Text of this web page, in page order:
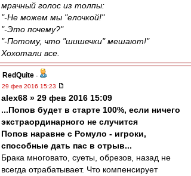
мрачный голос из толпы:
"-Не можем мы "елочкой!"
"-Это почему?"
"-Потому, что "шишечки" мешают!"
Хохотали все.
RedQuite -
29 фев 2016 15:23
alex68 » 29 фев 2016 15:09
...Попов будет в старте 100%, если ничего
экстраординарного не случится
Попов наравне с Ромуло - игроки,
способные дать пас в отрыв...
Брака многовато, суеты, обрезов, назад не
всегда отрабатывает. Что компенсирует